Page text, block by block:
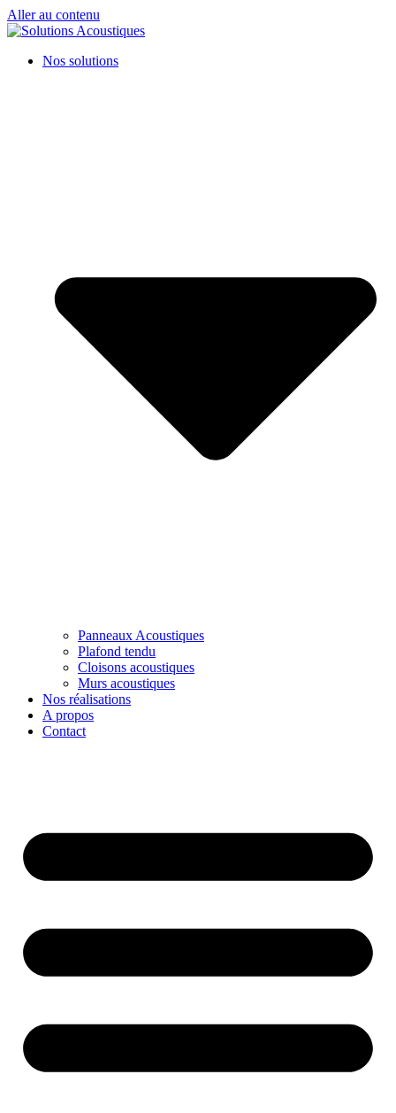
Aller au contenu
Nos solutions
Panneaux Acoustiques
Plafond tendu
Cloisons acoustiques
Murs acoustiques
Nos réalisations
A propos
Contact